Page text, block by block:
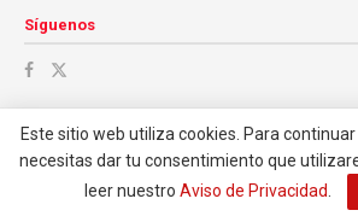
Síguenos
Este sitio web utiliza cookies. Para
necesitas dar tu consentimiento que
leer nuestro Aviso de Privacidad